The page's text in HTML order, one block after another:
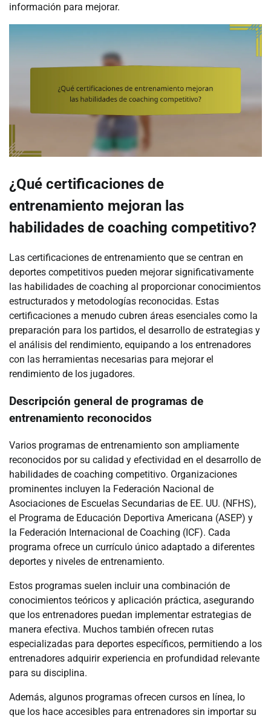
información para mejorar.
¿Qué certificaciones de
entrenamiento mejoran las
habilidades de coaching competitivo?
Las certificaciones de entrenamiento que se centran en
deportes competitivos pueden mejorar significativamente
las habilidades de coaching al proporcionar conocimientos
estructurados y metodologías reconocidas. Estas
certificaciones a menudo cubren áreas esenciales como la
preparación para los partidos, el desarrollo de estrategias y
el análisis del rendimiento, equipando a los entrenadores
con las herramientas necesarias para mejorar el
rendimiento de los jugadores.
Descripción general de programas de
entrenamiento reconocidos
Varios programas de entrenamiento son ampliamente
reconocidos por su calidad y efectividad en el desarrollo de
habilidades de coaching competitivo. Organizaciones
prominentes incluyen la Federación Nacional de
Asociaciones de Escuelas Secundarias de EE. UU. (NFHS),
el Programa de Educación Deportiva Americana (ASEP) y
la Federación Internacional de Coaching (ICF). Cada
programa ofrece un currículo único adaptado a diferentes
deportes y niveles de entrenamiento.
Estos programas suelen incluir una combinación de
conocimientos teóricos y aplicación práctica, asegurando
que los entrenadores puedan implementar estrategias de
manera efectiva. Muchos también ofrecen rutas
especializadas para deportes específicos, permitiendo a los
entrenadores adquirir experiencia en profundidad relevante
para su disciplina.
Además, algunos programas ofrecen cursos en línea, lo
que los hace accesibles para entrenadores sin importar su